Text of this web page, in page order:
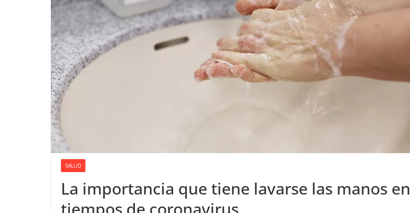
SALUD
La importancia que tiene lavarse las manos en
tiempos de coronavirus